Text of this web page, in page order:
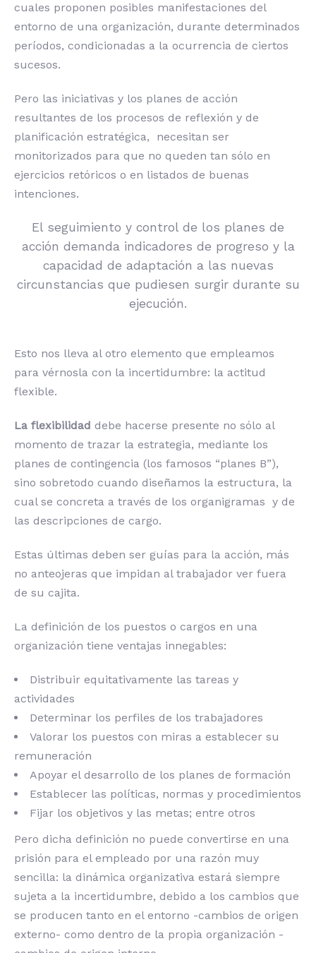
cuales proponen posibles manifestaciones del
entorno de una organización, durante determinados
períodos, condicionadas a la ocurrencia de ciertos
sucesos.
Pero las iniciativas y los planes de acción
resultantes de los procesos de reflexión y de
planificación estratégica, necesitan ser
monitorizados para que no queden tan sólo en
ejercicios retóricos o en listados de buenas
intenciones.
El seguimiento y control de los planes de
acción demanda indicadores de progreso y la
capacidad de adaptación a las nuevas
circunstancias que pudiesen surgir durante su
ejecución.
Esto nos lleva al otro elemento que empleamos
para vérnosla con la incertidumbre: la actitud
flexible.
La flexibilidad debe hacerse presente no sólo al
momento de trazar la estrategia, mediante los
planes de contingencia (los famosos “planes B”),
sino sobretodo cuando diseñamos la estructura, la
cual se concreta a través de los organigramas y de
las descripciones de cargo.
Estas últimas deben ser guías para la acción, más
no anteojeras que impidan al trabajador ver fuera
de su cajita.
La definición de los puestos o cargos en una
organización tiene ventajas innegables:
Distribuir equitativamente las tareas y
actividades
Determinar los perfiles de los trabajadores
Valorar los puestos con miras a establecer su
remuneración
Apoyar el desarrollo de los planes de formación
Establecer las políticas, normas y procedimientos
Fijar los objetivos y las metas; entre otros
Pero dicha definición no puede convertirse en una
prisión para el empleado por una razón muy
sencilla: la dinámica organizativa estará siempre
sujeta a la incertidumbre, debido a los cambios que
se producen tanto en el entorno -cambios de origen
externo- como dentro de la propia organización -